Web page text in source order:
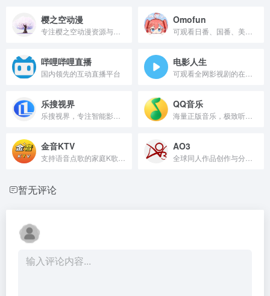
樱之空动漫 Omofun
哔哩哔哩直播
国内领先的互动直播平台
电影人生
乐搜视界 QQ音乐
金音KTV AO3
暂无评论